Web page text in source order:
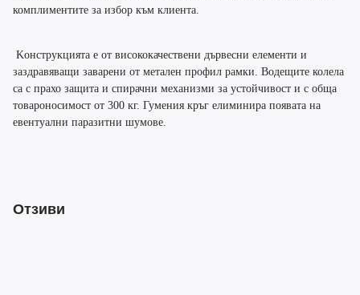
комплиментите за избор към клиента.
Kонструкцията e от висококачествени дървесни елементи и
заздравяващи заварени от метален профил рамки. Водещите колела
са с прахо защита и спирачни механизми за устойчивост и с обща
товароносимост от 300 кг. Гумения кръг елиминира появата на
евентуални паразитни шумове.
Отзиви